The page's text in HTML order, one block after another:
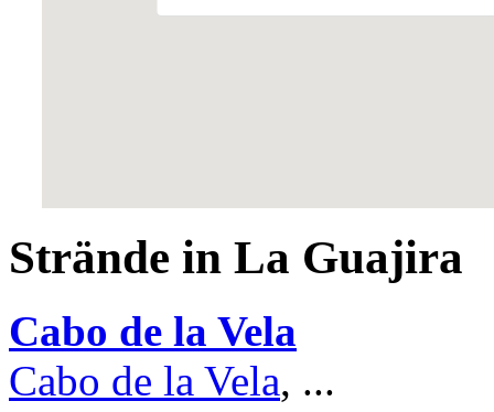
Strände in La Guajira
Cabo de la Vela
Cabo de la Vela, ...